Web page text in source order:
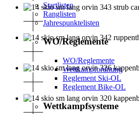
Startlisten
Ranglisten
Jahrespunktelisten
WO/Reglemente
WO/Reglemente
Wettkampfordnung
Reglement Ski-OL
Reglement Bike-OL
Wettkampfsysteme